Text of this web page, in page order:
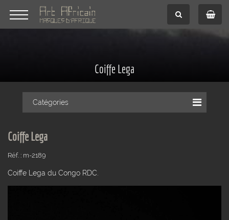
Coiffe Lega
Catégories
Coiffe Lega
Réf. : m-2189
Coiffe Lega du Congo RDC.